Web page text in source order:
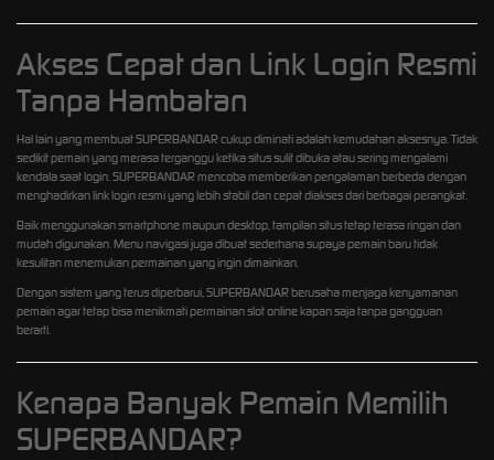
Akses Cepat dan Link Login Resmi
Tanpa Hambatan
Hal lain yang membuat SUPERBANDAR cukup diminati adalah kemudahan aksesnya. Tidak
sedikit pemain yang merasa terganggu ketika situs sulit dibuka atau sering mengalami
kendala saat login. SUPERBANDAR mencoba memberikan pengalaman berbeda dengan
menghadirkan link login resmi yang lebih stabil dan cepat diakses dari berbagai perangkat.
Baik menggunakan smartphone maupun desktop, tampilan situs tetap terasa ringan dan
mudah digunakan. Menu navigasi juga dibuat sederhana supaya pemain baru tidak
kesulitan menemukan permainan yang ingin dimainkan.
Dengan sistem yang terus diperbarui, SUPERBANDAR berusaha menjaga kenyamanan
pemain agar tetap bisa menikmati permainan slot online kapan saja tanpa gangguan
berarti.
Kenapa Banyak Pemain Memilih
SUPERBANDAR?